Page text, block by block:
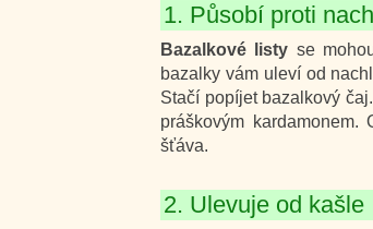
1. Působí proti
Bazalkové listy se
bazalky vám uleví od
Stačí popíjet bazalkový
práškovým
šťáva.
2. Ulevuje od kašle